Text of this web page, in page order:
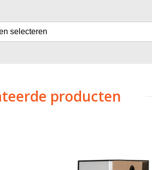
selecteren
producten